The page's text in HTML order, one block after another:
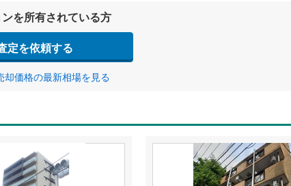
を所有されている方
定を依頼する
却価格の最新相場を見る